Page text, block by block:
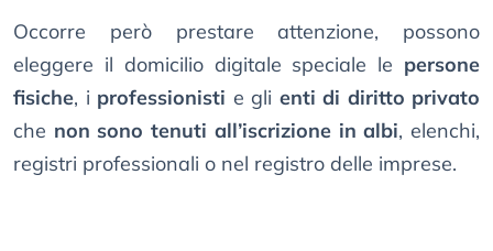
Occorre però prestare attenzione, possono
eleggere il domicilio digitale speciale le persone
fisiche, i professionisti e gli enti di diritto privato
che non sono tenuti all’iscrizione in albi, elenchi,
registri professionali o nel registro delle imprese.